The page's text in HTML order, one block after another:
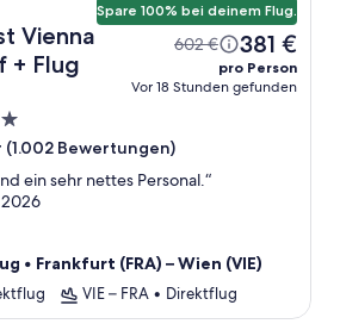
Vienna
+ Flug
Spare 100% bei deinem Flug.
602 € 381 €
pro Person
Vor 18 Stunden gefunden
Bewertungen)
ein sehr nettes Personal.“
• Frankfurt (FRA) – Wien (VIE)
VIE – FRA • Direktflug